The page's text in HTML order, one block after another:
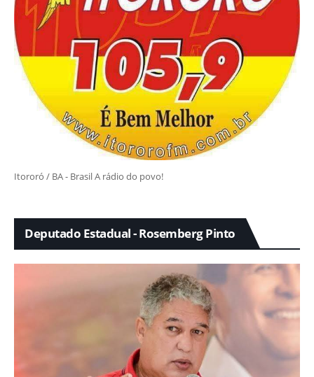
Itororó / BA - Brasil A rádio do povo!
Deputado Estadual - Rosemberg Pinto